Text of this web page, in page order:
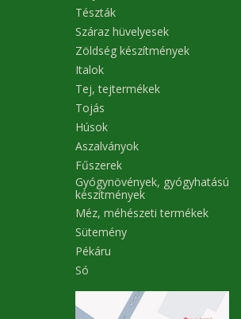
Tészták
Száraz hüvelyesek
Zöldség készítmények
Italok
Tej, tejtermékek
Tojás
Húsok
Aszalványok
Fűszerek
Gyógynövények, gyógyhatású
készítmények
Méz, méhészeti termékek
Sütemény
Pékáru
Só